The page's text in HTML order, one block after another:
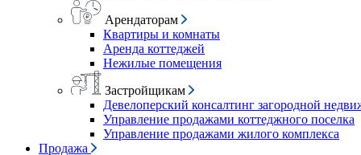
Арендаторам
Квартиры и комнаты
Аренда коттеджей
Нежилые помещения
Застройщикам
Девелоперский консалтинг загородной
Управление продажами коттеджного поселка
Управление продажами жилого комплекса
Продажа